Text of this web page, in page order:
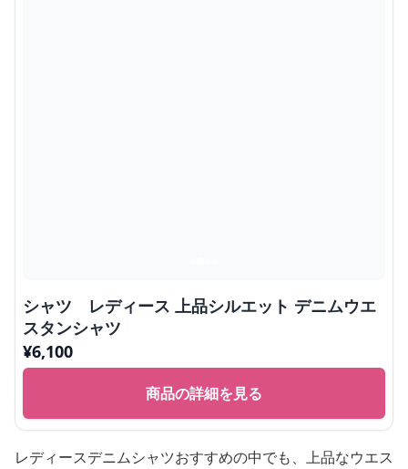
シャツ レディース 上品シルエット デニムウエ
スタンシャツ
¥6,100
商品の詳細を見る
レディースデニムシャツおすすめの中でも、上品なウエス